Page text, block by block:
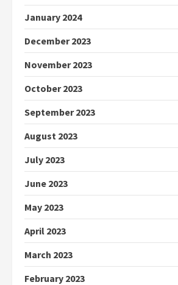
January 2024
December 2023
November 2023
October 2023
September 2023
August 2023
July 2023
June 2023
May 2023
April 2023
March 2023
February 2023